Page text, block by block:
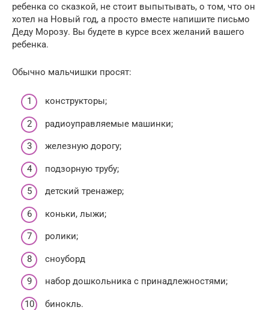
ребенка со сказкой, не стоит выпытывать, о том, что он
хотел на Новый год, а просто вместе напишите письмо
Деду Морозу. Вы будете в курсе всех желаний вашего
ребенка.
Обычно мальчишки просят:
конструкторы;
радиоуправляемые машинки;
железную дорогу;
подзорную трубу;
детский тренажер;
коньки, лыжи;
ролики;
сноуборд
набор дошкольника с принадлежностями;
бинокль.